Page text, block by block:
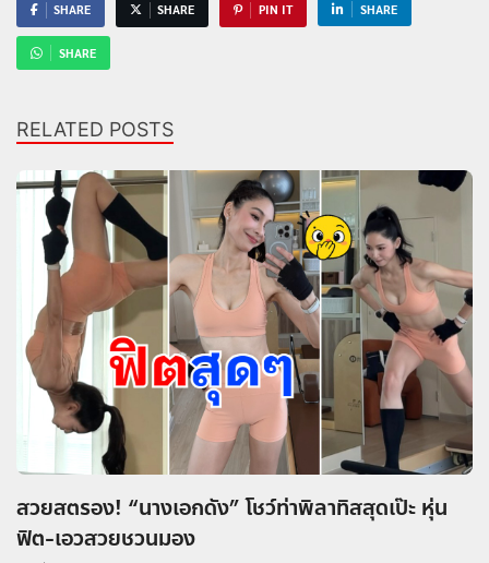
SHARE SHARE PIN IT SHARE
SHARE
RELATED POSTS
สวยสตรอง! “นางเอกดัง” โชว์ท่าพิลาทิสสุดเป๊ะ หุ่น
ฟิต-เอวสวยชวนมอง